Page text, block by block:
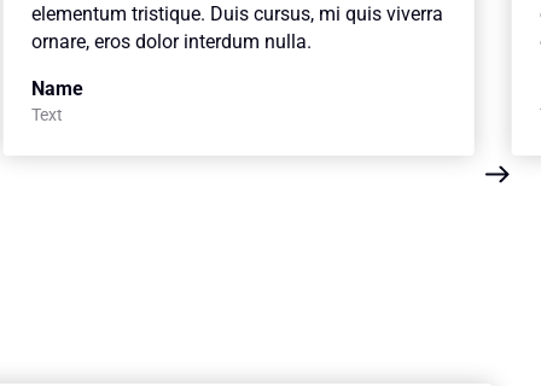
elementum tristique. Duis cursus, mi quis viverra
ornare, eros dolor interdum nulla.
Name
Text